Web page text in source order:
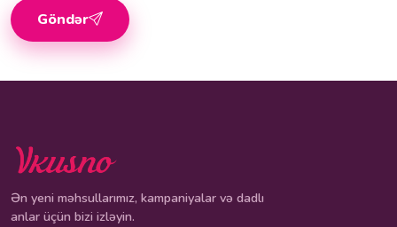
Göndər
Ən yeni məhsullarımız, kampaniyalar və dadlı
anlar üçün bizi izləyin.